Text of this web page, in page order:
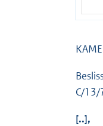
C/13/
[..],